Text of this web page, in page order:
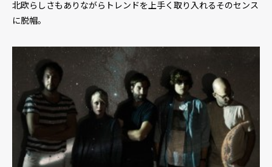
北欧らしさもありながらトレンドを上手く取り入れるそのセンス
に脱帽。